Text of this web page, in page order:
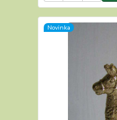
Novinka